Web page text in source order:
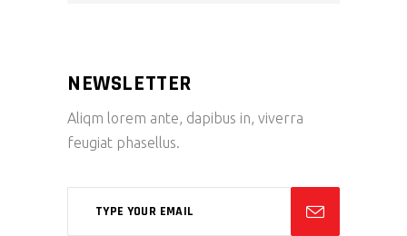
NEWSLETTER
Aliqm lorem ante, dapibus in, viverra
feugiat phasellus.